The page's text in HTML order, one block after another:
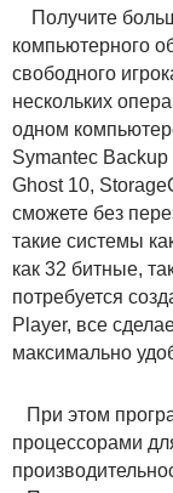
Получите
компьютерного
свободного
нескольких
одном
Symantec
Ghost 10,
сможете без
такие системы
как 32 битные,
потребуется
Player, все
максимально
При этом
процессорами